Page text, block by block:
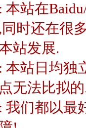
本站在
时还在很
站发展.
本站日均独
无法比拟
我们都以最